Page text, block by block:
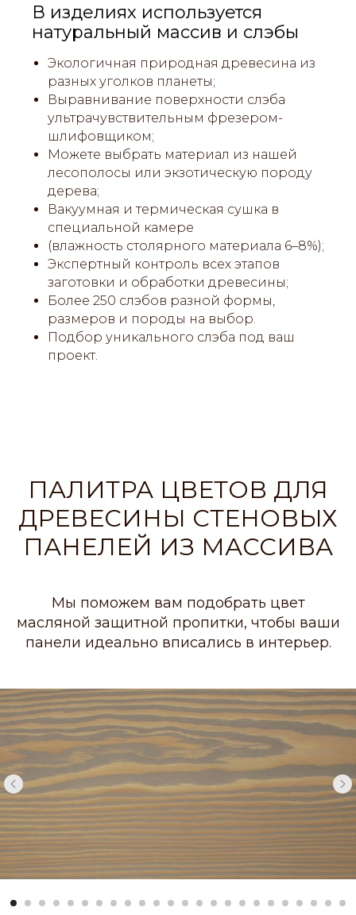
В изделиях используется
натуральный массив и слэбы
Экологичная природная древесина из
разных уголков планеты;
Выравнивание поверхности слэба
ультрачувствительным фрезером-
шлифовщиком;
Можете выбрать материал из нашей
лесополосы или экзотическую породу
дерева;
Вакуумная и термическая сушка в
специальной камере
(влажность столярного материала 6–8%);
Экспертный контроль всех этапов
заготовки и обработки древесины;
Более 250 слэбов разной формы,
размеров и породы на выбор.
Подбор уникального слэба под ваш
проект.
ПАЛИТРА ЦВЕТОВ ДЛЯ
ДРЕВЕСИНЫ СТЕНОВЫХ
ПАНЕЛЕЙ ИЗ МАССИВА
Мы поможем вам подобрать цвет
масляной защитной пропитки, чтобы ваши
панели идеально вписались в интерьер.